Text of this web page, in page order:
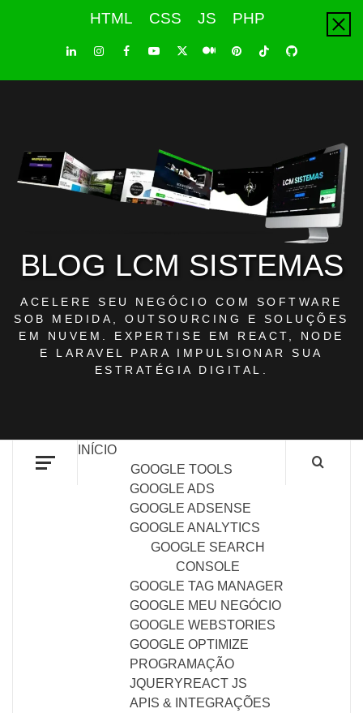
HTML CSS JS PHP
LinkedInInstagramFacebookYoutube
X PinterestTiktokGithub
BLOG LCM SISTEMAS
ACELERE SEU NEGÓCIO COM SOFTWARE
SOB MEDIDA, OUTSOURCING E SOLUÇÕES
EM NUVEM. EXPERTISE EM REACT, NODE
E LARAVEL PARA IMPULSIONAR SUA
ESTRATÉGIA DIGITAL.
INÍCIO
GOOGLE TOOLS
GOOGLE ADS
GOOGLE ADSENSE
GOOGLE ANALYTICS
GOOGLE SEARCH
CONSOLE
GOOGLE TAG MANAGER
GOOGLE MEU NEGÓCIO
GOOGLE WEBSTORIES
GOOGLE OPTIMIZE
PROGRAMAÇÃO
JQUERYREACT JS
APIS & INTEGRAÇÕES